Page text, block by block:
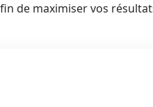
de maximiser vos